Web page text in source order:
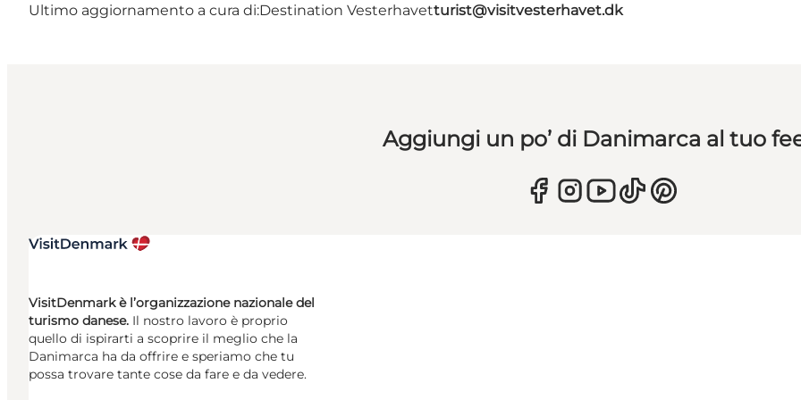
Ultimo aggiornamento a cura di:Destination Vesterhavetturist@visitvesterhavet.dk
Aggiungi un po’ di Danimarca al tuo
VisitDenmark è l’organizzazione nazionale del
turismo danese. Il nostro lavoro è proprio
quello di ispirarti a scoprire il meglio che la
Danimarca ha da offrire e speriamo che tu
possa trovare tante cose da fare e da vedere.